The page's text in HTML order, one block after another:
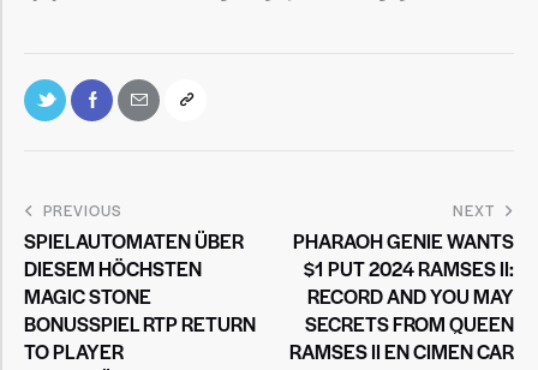
PREVIOUS
SPIELAUTOMATEN ÜBER
DIESEM HÖCHSTEN
MAGIC STONE
BONUSSPIEL RTP RETURN
TO PLAYER
NEXT
PHARAOH GENIE WANTS
$1 PUT 2024 RAMSES II:
RECORD AND YOU MAY
SECRETS FROM QUEEN
RAMSES II EN CIMEN CAR